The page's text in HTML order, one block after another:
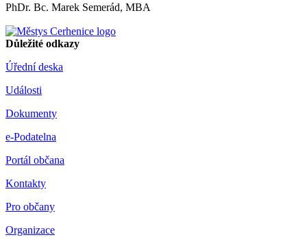
PhDr. Bc. Marek Semerád, MBA
Důležité odkazy
Úřední deska
Události
Dokumenty
e-Podatelna
Portál občana
Kontakty
Pro občany
Organizace